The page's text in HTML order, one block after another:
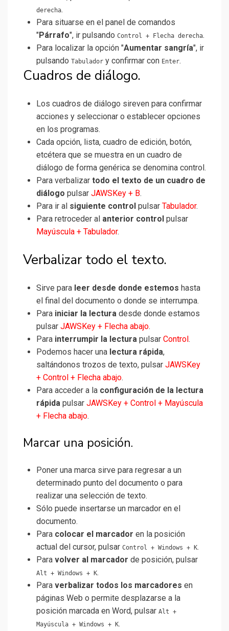
derecha.
Para situarse en el panel de comandos
"Párrafo", ir pulsando Control + Flecha derecha.
Para localizar la opción "Aumentar sangría", ir
pulsando Tabulador y confirmar con Enter.
Cuadros de diálogo.
Los cuadros de diálogo sireven para confirmar
acciones y seleccionar o establecer opciones
en los programas.
Cada opción, lista, cuadro de edición, botón,
etcétera que se muestra en un cuadro de
diálogo de forma genérica se denomina control.
Para verbalizar todo el texto de un cuadro de
diálogo pulsar JAWSKey + B.
Para ir al siguiente control pulsar Tabulador.
Para retroceder al anterior control pulsar
Mayúscula + Tabulador.
Verbalizar todo el texto.
Sirve para leer desde donde estemos hasta
el final del documento o donde se interrumpa.
Para iniciar la lectura desde donde estamos
pulsar JAWSKey + Flecha abajo.
Para interrumpir la lectura pulsar Control .
Podemos hacer una lectura rápida,
saltándonos trozos de texto, pulsar JAWSKey
+ Control + Flecha abajo.
Para acceder a la configuración de la lectura
rápida pulsar JAWSKey + Control + Mayúscula
+ Flecha abajo.
Marcar una posición.
Poner una marca sirve para regresar a un
determinado punto del documento o para
realizar una selección de texto.
Sólo puede insertarse un marcador en el
documento.
Para colocar el marcador en la posición
actual del cursor, pulsar Control + Windows + K.
Para volver al marcador de posición, pulsar
Alt + Windows + K.
Para verbalizar todos los marcadores en
páginas Web o permite desplazarse a la
posición marcada en Word, pulsar Alt +
Mayúscula + Windows + K.